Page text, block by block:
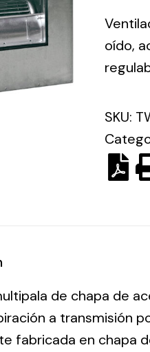
project
oído,
SKU:
de chapa de
a transmisión
fabricada en chapa